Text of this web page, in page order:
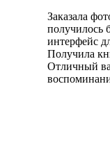
Заказала
получилось
интерфейс
Получила
Отличный